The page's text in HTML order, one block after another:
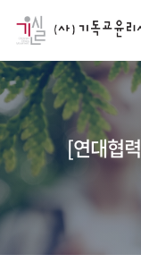
[연대협